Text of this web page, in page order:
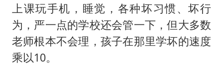
上课玩手机，睡觉，各种坏习惯、坏行
为，严一点的学校还会管一下，但大多数
老师根本不会理，孩子在那里学坏的速度
乘以10。